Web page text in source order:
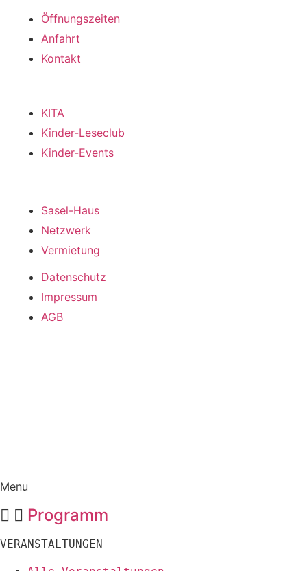
Öffnungszeiten
Anfahrt
Kontakt
KITA
Kinder-Leseclub
Kinder-Events
Sasel-Haus
Netzwerk
Vermietung
Datenschutz
Impressum
AGB
Menu
Programm
VERANSTALTUNGEN